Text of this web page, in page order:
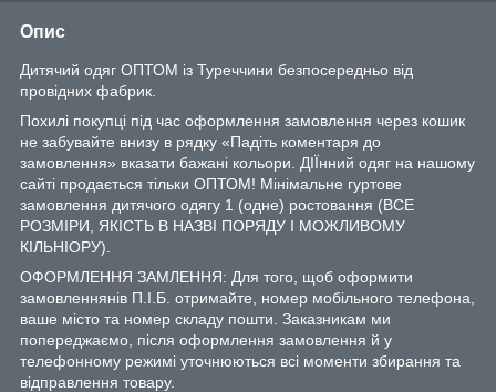
Опис
Дитячий одяг ОПТОМ із Туреччини безпосередньо від
провідних фабрик.
Похилі покупці під час оформлення замовлення через кошик
не забувайте внизу в рядку «Падіть коментаря до
замовлення» вказати бажані кольори. ДІЇнний одяг на нашому
сайті продається тільки ОПТОМ! Мінімальне гуртове
замовлення дитячого одягу 1 (одне) ростовання (ВСЕ
РОЗМІРИ, ЯКІСТЬ В НАЗВІ ПОРЯДУ І МОЖЛИВОМУ
КІЛЬНІОРУ).
ОФОРМЛЕННЯ ЗАМЛЕННЯ: Для того, щоб оформити
замовленнянів П.І.Б. отримайте, номер мобільного телефона,
ваше місто та номер складу пошти. Заказникам ми
попереджаємо, після оформлення замовлення й у
телефонному режимі уточнюються всі моменти збирання та
відправлення товару.